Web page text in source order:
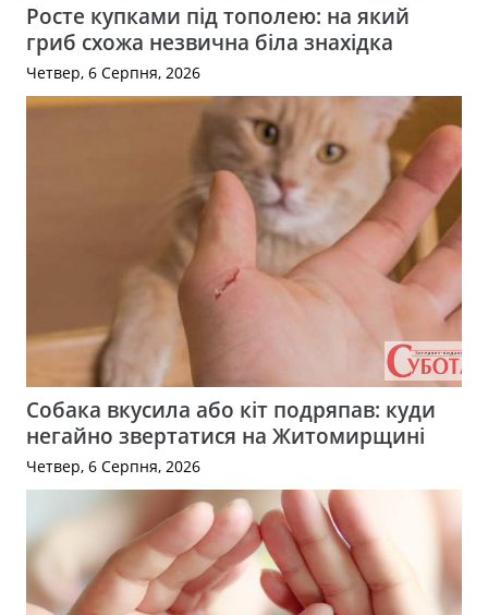
Росте купками під тополею: на який
гриб схожа незвична біла знахідка
Четвер, 6 Серпня, 2026
Собака вкусила або кіт подряпав: куди
негайно звертатися на Житомирщині
Четвер, 6 Серпня, 2026